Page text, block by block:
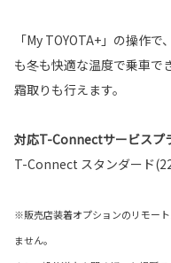
「My TOYOTA+」の操作
も冬も快適な温度で乗車で
霜取りも行えます。
対応T-Connectサービスプ
T-Connect スタンダード
※販売店装着オプションのリモー
ません。